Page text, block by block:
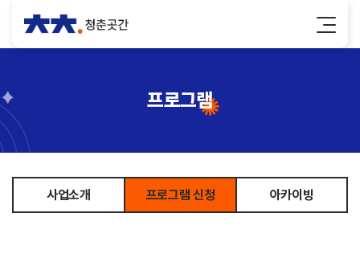
프로그램
사업소개 프로그램 신청 아카이빙